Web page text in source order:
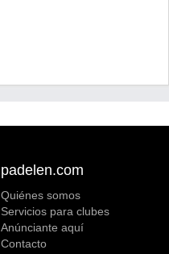
padelen.com
Quiénes somos
Servicios para clubes
Anúnciante aquí
Contacto